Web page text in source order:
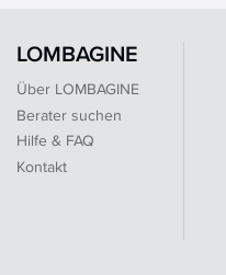
LOMBAGINE
Über LOMBAGINE
Berater suchen
Hilfe & FAQ
Kontakt